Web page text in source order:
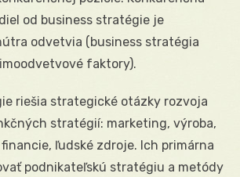
od business stratégie je
odvetvia (business stratégia
faktory).
riešia strategické otázky rozvoja
stratégií: marketing, výroba,
ľudské zdroje. Ich primárna
podnikateľskú stratégiu a metódy